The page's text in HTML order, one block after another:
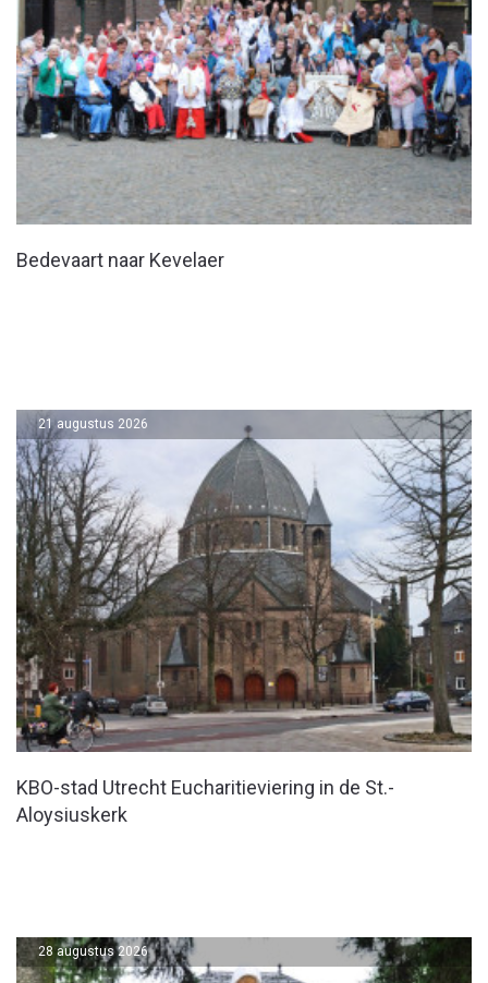
Bedevaart naar Kevelaer
KBO-stad Utrecht Eucharitieviering in de St.-
Aloysiuskerk
21 augustus 2026
28 augustus 2026